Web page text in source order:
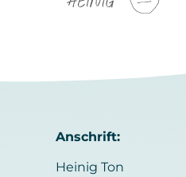
Anschrift:
Heinig Ton